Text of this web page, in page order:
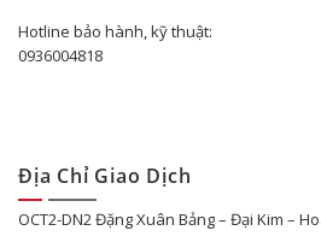
Hotline bảo hành, kỹ thuật:
0936004818
Địa Chỉ Giao Dịch
OCT2-DN2 Đặng Xuân Bảng – Đại Kim –